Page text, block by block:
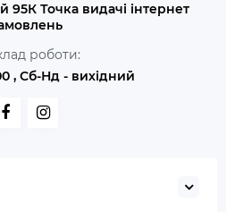
роботи:
, Сб-Нд - вихідний